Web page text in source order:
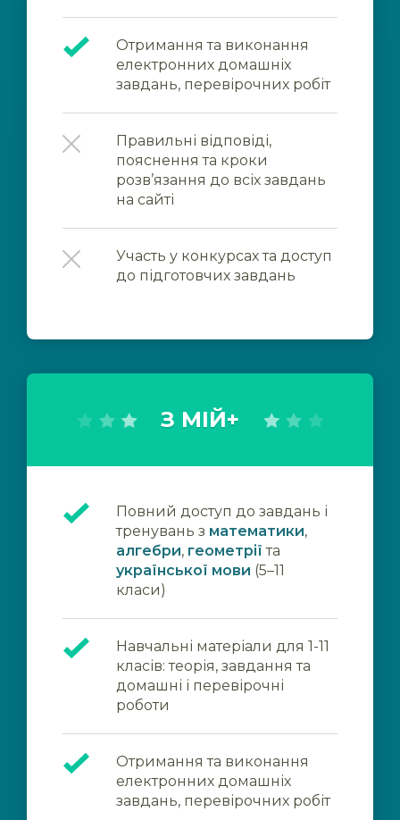
Отримання та виконання
електронних домашніх
завдань, перевірочних робіт
Правильні відповіді,
пояснення та кроки
розв’язання до всіх завдань
на сайті
Участь у конкурсах та доступ
до підготовчих завдань
З МІЙ+
Повний доступ до завдань і
тренувань з математики,
алгебри, геометрії та
української мови (5–11
класи)
Навчальні матеріали для 1-11
класів: теорія, завдання та
домашні і перевірочні
роботи
Отримання та виконання
електронних домашніх
завдань, перевірочних робіт